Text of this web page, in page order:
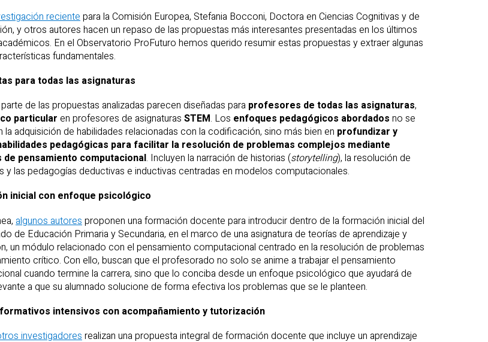
reciente para la Comisión Europea, Stefania Bocconi, Doctora en Ciencias Cognitivas y de
y otros autores hacen un repaso de las propuestas más interesantes presentadas en los últimos
En el Observatorio ProFuturo hemos querido resumir estas propuestas y extraer algunas
fundamentales.
para todas las asignaturas
de las propuestas analizadas parecen diseñadas para profesores de todas las asignaturas,
particular en profesores de asignaturas STEM. Los enfoques pedagógicos abordados no se
la adquisición de habilidades relacionadas con la codificación, sino más bien en profundizar y
pedagógicas para facilitar la resolución de problemas complejos mediante
de pensamiento computacional. Incluyen la narración de historias (storytelling), la resolución de
y las pedagogías deductivas e inductivas centradas en modelos computacionales.
inicial con enfoque psicológico
algunos autores proponen una formación docente para introducir dentro de la formación inicial del
de Educación Primaria y Secundaria, en el marco de una asignatura de teorías de aprendizaje y
un módulo relacionado con el pensamiento computacional centrado en la resolución de problemas
crítico. Con ello, buscan que el profesorado no solo se anime a trabajar el pensamiento
cuando termine la carrera, sino que lo conciba desde un enfoque psicológico que ayudará de
a que su alumnado solucione de forma efectiva los problemas que se le planteen.
intensivos con acompañamiento y tutorización
investigadoresrealizan una propuesta integral de formación docente que incluye un aprendizaje